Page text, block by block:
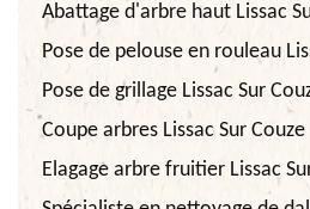
Abattage d'arbre haut Lissac
Pose de pelouse en rouleau
Pose de grillage Lissac Sur
Coupe arbres Lissac Sur Couze
Elagage arbre fruitier Lissac